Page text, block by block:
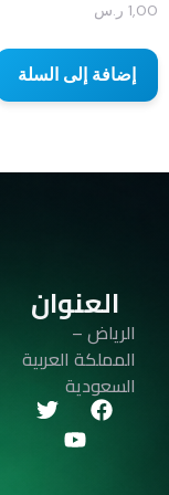
1,00 ر.س
إضافة إلى السلة
العنوان
الرياض –
المملكة العربية
السعودية